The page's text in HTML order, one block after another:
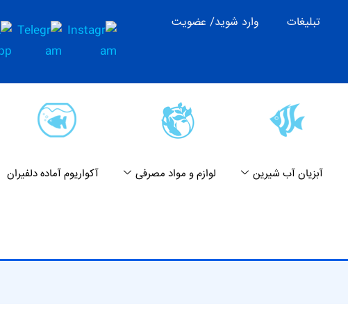
تبلیغات وارد شوید/ عضویت
آبزیان آب شیرین لوازم و مواد مصرفی آکواریوم آماده دلفیران